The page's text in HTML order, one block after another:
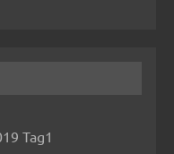
Tag1